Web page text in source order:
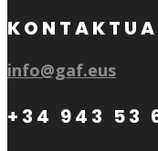
info@gaf.eus
+34 943 53